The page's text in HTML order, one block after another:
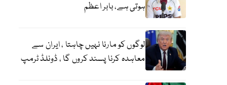
ہوتی ہے، بابر اعظم
لوگوں کو مارنا نہیں چاہتا ، ایران سے
معاہدہ کرنا پسند کروں گا ، ڈونلڈ ٹرمپ